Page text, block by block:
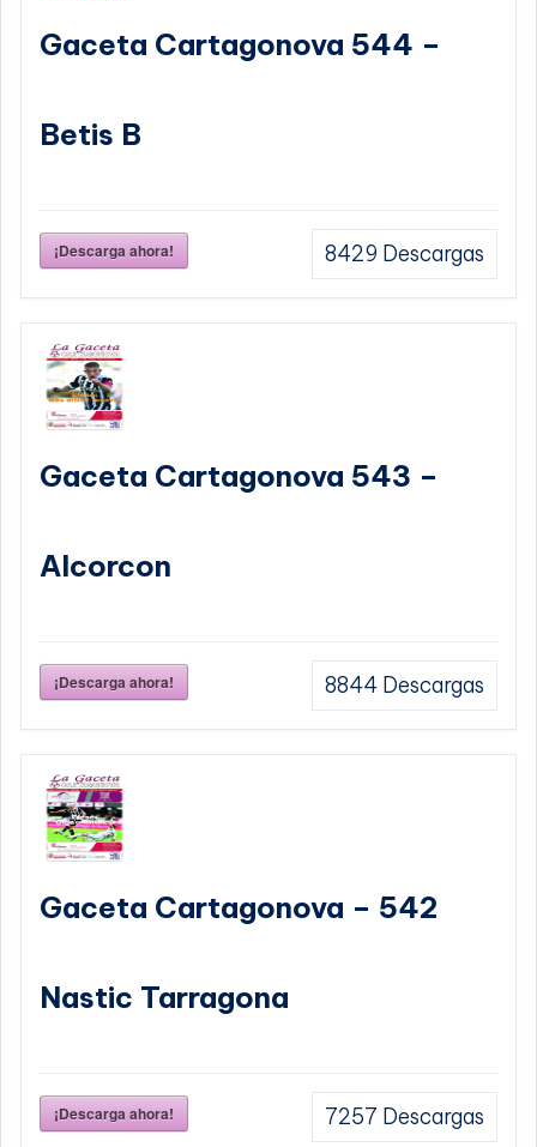
Gaceta Cartagonova 544 –
Betis B
¡Descarga ahora! 8429 Descargas
Gaceta Cartagonova 543 –
Alcorcon
¡Descarga ahora! 8844 Descargas
Gaceta Cartagonova – 542
Nastic Tarragona
¡Descarga ahora! 7257 Descargas